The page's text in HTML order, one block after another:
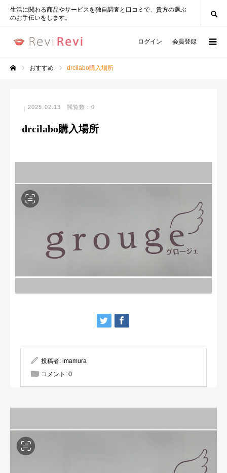
生活に関わる商品やサービスを独自調査と口コミで、貴方の選ぶ
のお手伝いをします。
ログイン 会員登録
おすすめ drcilabo購入場所
2025.02.13 閲覧数：0
drcilabo購入場所
投稿者: imamura
コメント: 0